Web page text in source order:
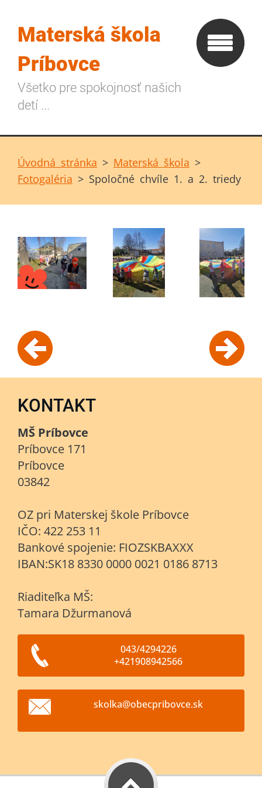
Materská škola
Príbovce
Všetko pre spokojnosť našich
detí ...
Úvodná stránka > Materská škola >
Fotogaléria > Spoločné chvíle 1. a 2. triedy
KONTAKT
MŠ Príbovce
Príbovce 171
Príbovce
03842
OZ pri Materskej škole Príbovce
IČO: 422 253 11
Bankové spojenie: FIOZSKBAXXX
IBAN:SK18 8330 0000 0021 0186 8713
Riaditeľka MŠ:
Tamara Džurmanová
043/4294226
+421908942566
skolka@obecpribovce.sk